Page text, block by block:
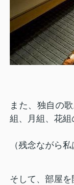
また、独自の
組、月組、花組
（残念ながら
そして、部屋を